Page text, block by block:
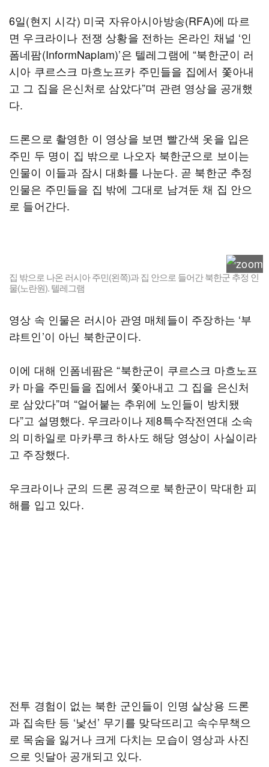
6일(현지 시각) 미국 자유아시아방송(RFA)에 따르
면 우크라이나 전쟁 상황을 전하는 온라인 채널 ‘인
폼네팜(InformNaplam)’은 텔레그램에 “북한군이 러
시아 쿠르스크 마흐노프카 주민들을 집에서 쫓아내
고 그 집을 은신처로 삼았다”며 관련 영상을 공개했
다.
드론으로 촬영한 이 영상을 보면 빨간색 옷을 입은
주민 두 명이 집 밖으로 나오자 북한군으로 보이는
인물이 이들과 잠시 대화를 나눈다. 곧 북한군 추정
인물은 주민들을 집 밖에 그대로 남겨둔 채 집 안으
로 들어간다.
집 밖으로 나온 러시아 주민(왼쪽)과 집 안으로 들어간 북한군 추정 인
물(노란원). 텔레그램
영상 속 인물은 러시아 관영 매체들이 주장하는 ‘부
랴트인’이 아닌 북한군이다.
이에 대해 인폼네팜은 “북한군이 쿠르스크 마흐노프
카 마을 주민들을 집에서 쫓아내고 그 집을 은신처
로 삼았다”며 “얼어붙는 추위에 노인들이 방치됐
다”고 설명했다. 우크라이나 제8특수작전연대 소속
의 미하일로 마카루크 하사도 해당 영상이 사실이라
고 주장했다.
우크라이나 군의 드론 공격으로 북한군이 막대한 피
해를 입고 있다.
전투 경험이 없는 북한 군인들이 인명 살상용 드론
과 집속탄 등 ‘낯선’ 무기를 맞닥뜨리고 속수무책으
로 목숨을 잃거나 크게 다치는 모습이 영상과 사진
으로 잇달아 공개되고 있다.